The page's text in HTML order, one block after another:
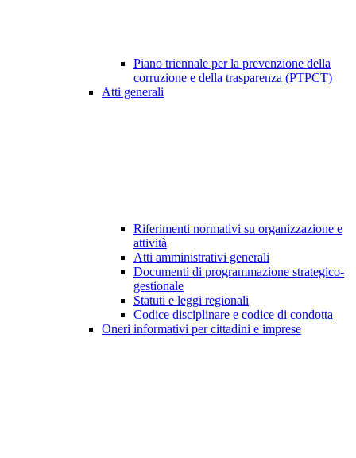
Piano triennale per la prevenzione della
corruzione e della trasparenza (PTPCT)
Atti generali
Riferimenti normativi su organizzazione e
attività
Atti amministrativi generali
Documenti di programmazione strategico-
gestionale
Statuti e leggi regionali
Codice disciplinare e codice di condotta
Oneri informativi per cittadini e imprese